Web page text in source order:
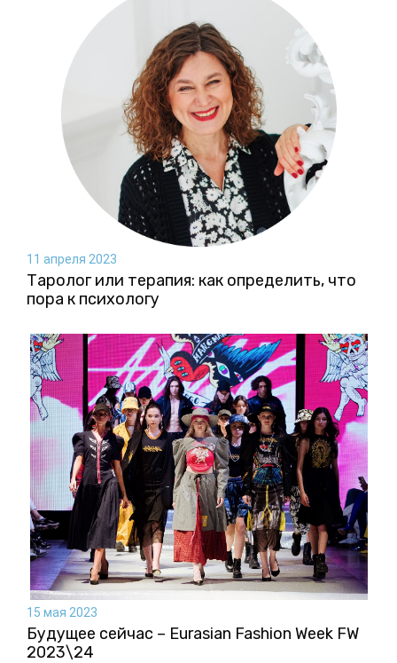
11 апреля 2023
Таролог или терапия: как определить, что
пора к психологу
15 мая 2023
Будущее сейчас – Eurasian Fashion Week FW
2023\24